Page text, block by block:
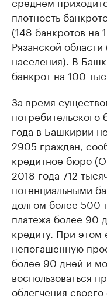
плотность
(148 банкротов на
Рязанской
населения). В
банкрот на 100
За время
потребительского
года в Башкирии
2905 граждан,
кредитное бюро
2018 года 712
потенциальными
долгом более 500
платежа более 90
кредиту. При
непогашенную
более 90 дней и
воспользоваться
облегчения